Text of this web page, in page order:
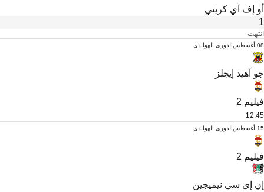
أو إف آي كريتي
1
انتهت
08 أغسطس الدوري الهولندي
جو آهيد إيجلز
فيليم 2
12:45
15 أغسطس الدوري الهولندي
فيليم 2
إن إي سي نيميجين